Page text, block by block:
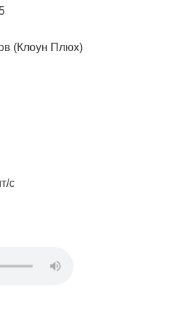
(Клоун Плюх)
с